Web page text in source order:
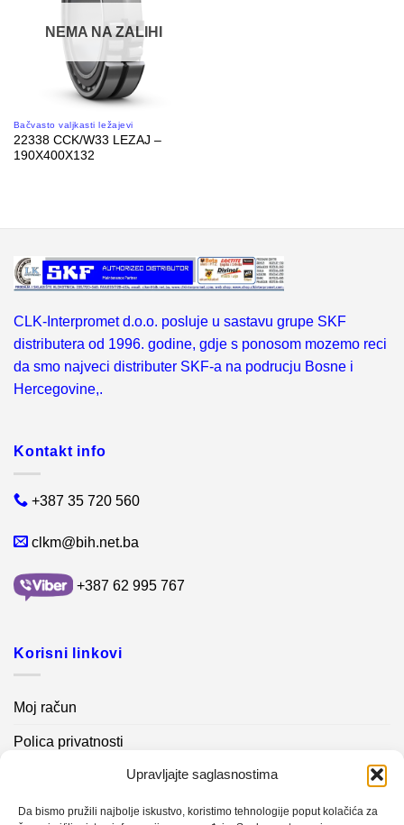
Upravljajte saglasnostima
Da bismo pružili najbolje iskustvo, koristimo tehnologije poput kolačića za
NEMA NA ZALIHI
Bačvasto valjkasti ležajevi
22338 CCK/W33 LEZAJ –
190X400X132
CLK-Interpromet d.o.o. posluje u sastavu grupe SKF
distributera od 1996. godine, gdje s ponosom mozemo reci
da smo najveci distributer SKF-a na podrucju Bosne i
Hercegovine,.
Kontakt info
+387 35 720 560
clkm@bih.net.ba
+387 62 995 767
Korisni linkovi
Moj račun
Polica privatnosti
Kontakt info